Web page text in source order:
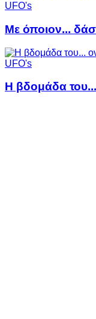
UFO's
Με όποιον...
UFO's
Η βδομάδα